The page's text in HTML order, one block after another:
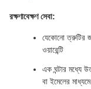
রক্ষণাবেক্ষণ সেবা:
যেকোনো ত্রুটির
ওয়ারেন্টি
এক ঘন্টার মধ্যে
বা ইমেলের